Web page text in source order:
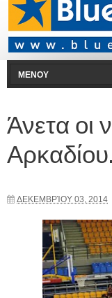
Άνετα οι
Αρκαδίου.
ΔΕΚΕΜΒΡΊΟΥ 03, 2014